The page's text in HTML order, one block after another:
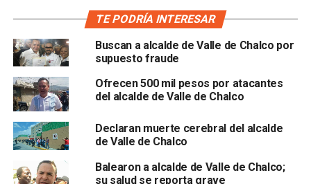
Tras ingresar el cuerpo, se realizaron los honores a la
bandera, misma que fue colocada sobre el ataúd; después
fue entonado el himno al compañero caído, en honor al
“Hoy tu alma descansa en paz, pero dejas un maravilloso
legado a los habitantes de Valle de Chalco, eres un
ejemplo de vida, que demostró que con voluntad se
pueden hacer las cosas, con voluntad se puede ser una
mejor persona”, aseguró su hermano Sergio.
TE PODRÍA INTERESAR
Buscan a alcalde de Valle de Chalco por
supuesto fraude
Ofrecen 500 mil pesos por atacantes
del alcalde de Valle de Chalco
Declaran muerte cerebral del alcalde
de Valle de Chalco
Balearon a alcalde de Valle de Chalco;
su salud se reporta grave